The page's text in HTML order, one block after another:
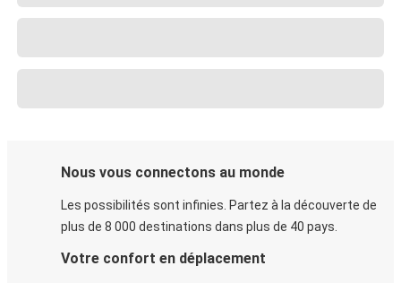
Nous vous connectons au monde
Les possibilités sont infinies. Partez à la découverte de
plus de 8 000 destinations dans plus de 40 pays.
Votre confort en déplacement